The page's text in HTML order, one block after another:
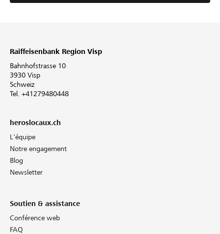
Raiffeisenbank Region Visp
Bahnhofstrasse 10
3930 Visp
Schweiz
Tel. +41279480448
heroslocaux.ch
L'équipe
Notre engagement
Blog
Newsletter
Soutien & assistance
Conférence web
FAQ